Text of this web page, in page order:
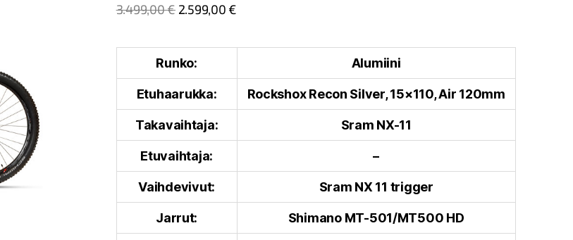
3.499,00€ 2.599,00 €
Runko: Alumiini
Etuhaarukka: Rockshox Recon Silver, 15×110, Air 120mm
Takavaihtaja: Sram NX-11
Etuvaihtaja: –
Vaihdevivut: Sram NX 11 trigger
Jarrut: Shimano MT-501/MT500 HD